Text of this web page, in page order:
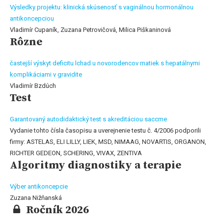
Výsledky projektu: klinická skúsenosť s vaginálnou hormonálnou
antikoncepciou
Vladimír Cupaník, Zuzana Petrovičová, Milica Piškaninová
Rôzne
častejší výskyt deficitu lchad u novorodencov matiek s hepatálnymi
komplikáciami v gravidite
Vladimír Bzdúch
Test
Garantovaný autodidaktický test s akreditáciou saccme
Vydanie tohto čísla časopisu a uverejnenie testu č. 4/2006 podporili
firmy: ASTELAS, ELI LILLY, LIEK, MSD, NIMAAG, NOVARTIS, ORGANON,
RICHTER GEDEON, SCHERING, VIVAX, ZENTIVA
Algoritmy diagnostiky a terapie
Výber antikoncepcie
Zuzana Nižňanská
Ročník 2026